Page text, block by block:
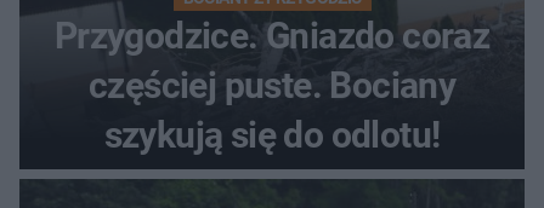
Przygodzice. Gniazdo coraz
częściej puste. Bociany
szykują się do odlotu!